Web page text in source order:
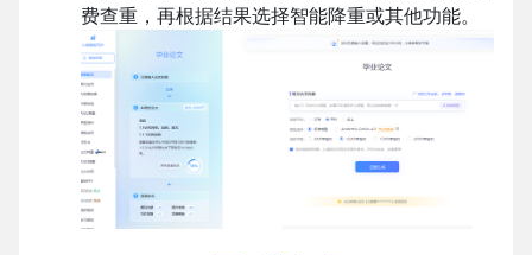
费查重，再根据结果选择智能降重或其他功能。